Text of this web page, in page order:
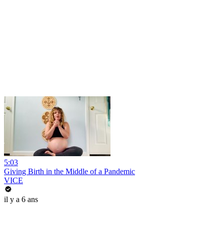
5:03
Giving Birth in the Middle of a Pandemic
VICE
il y a 6 ans